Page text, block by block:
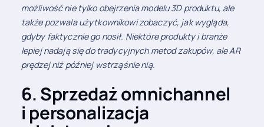
możliwość nie tylko obejrzenia modelu 3D produktu, ale
także pozwala użytkownikowi zobaczyć, jak wygląda,
gdyby faktycznie go nosił. Niektóre produkty i branże
lepiej nadają się do tradycyjnych metod zakupów, ale AR
prędzej niż później wstrząśnie nią.
6. Sprzedaż omnichannel
i personalizacja